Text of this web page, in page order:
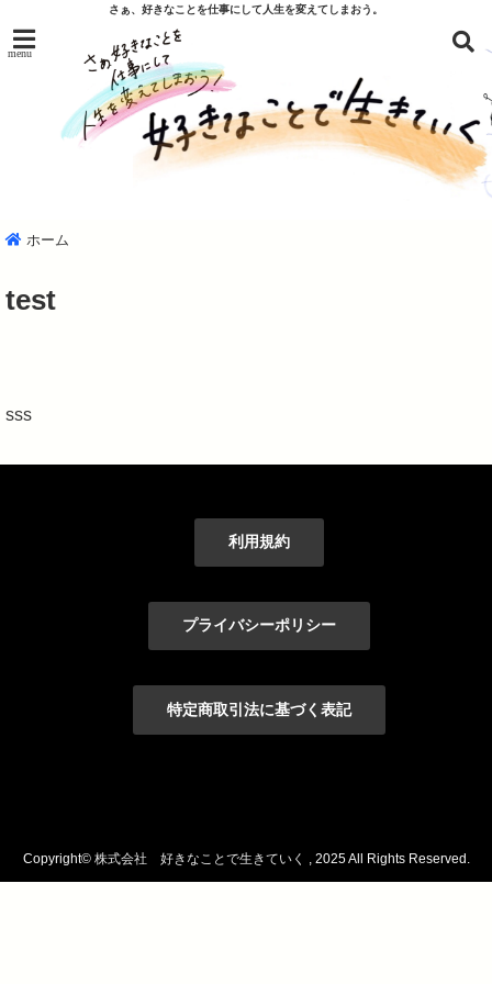
さぁ、好きなことを仕事にして人生を変えてしまおう。
menu
ホーム
test
sss
利用規約
プライバシーポリシー
特定商取引法に基づく表記
Copyright© 株式会社 好きなことで生きていく , 2025 All Rights Reserved.